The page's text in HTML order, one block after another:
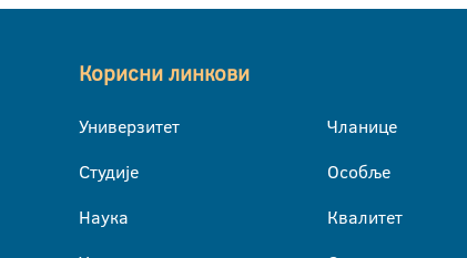
Корисни линкови
Универзитет
Студије
Наука
Чланице
Особље
Квалитет